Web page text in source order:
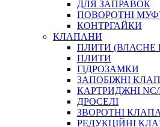
КОНЕКТОРИ
ХОМУТИ
ДЛЯ ЗАПРАВОК
ПОВОРОТНІ
КОНТРГАЙКИ
КЛАПАНИ
ПЛИТИ (ВЛАСНЕ
ПЛИТИ
ГІДРОЗАМКИ
ЗАПОБІЖНІ
КАРТРИДЖНІ NC/
ДРОСЕЛІ
ЗВОРОТНІ
РЕДУКЦІЙНІ